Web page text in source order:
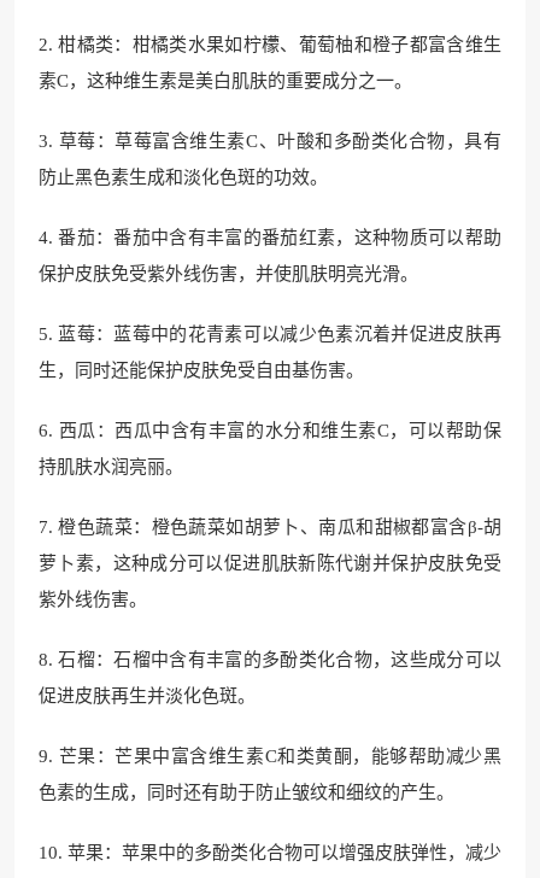
2. 柑橘类：柑橘类水果如柠檬、葡萄柚和橙子都富含维生
素C，这种维生素是美白肌肤的重要成分之一。
3. 草莓：草莓富含维生素C、叶酸和多酚类化合物，具有
防止黑色素生成和淡化色斑的功效。
4. 番茄：番茄中含有丰富的番茄红素，这种物质可以帮助
保护皮肤免受紫外线伤害，并使肌肤明亮光滑。
5. 蓝莓：蓝莓中的花青素可以减少色素沉着并促进皮肤再
生，同时还能保护皮肤免受自由基伤害。
6. 西瓜：西瓜中含有丰富的水分和维生素C，可以帮助保
持肌肤水润亮丽。
7. 橙色蔬菜：橙色蔬菜如胡萝卜、南瓜和甜椒都富含β-胡
萝卜素，这种成分可以促进肌肤新陈代谢并保护皮肤免受
紫外线伤害。
8. 石榴：石榴中含有丰富的多酚类化合物，这些成分可以
促进皮肤再生并淡化色斑。
9. 芒果：芒果中富含维生素C和类黄酮，能够帮助减少黑
色素的生成，同时还有助于防止皱纹和细纹的产生。
10. 苹果：苹果中的多酚类化合物可以增强皮肤弹性，减少